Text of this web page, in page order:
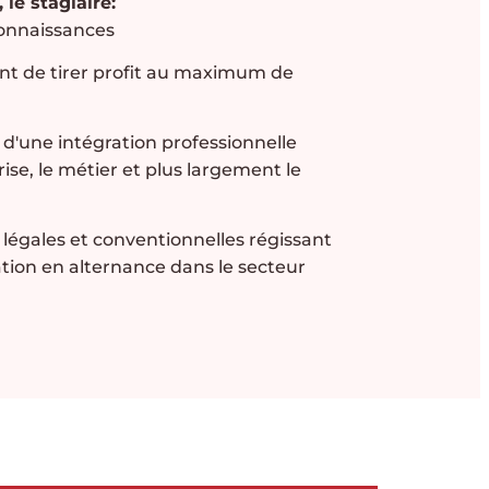
de tirer profit au maximum de
intégration professionnelle
le métier et plus largement le
et conventionnelles régissant
en alternance dans le secteur